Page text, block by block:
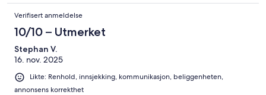
Verifisert anmeldelse
10/10 – Utmerket
Stephan V.
16. nov. 2025
Likte: Renhold, innsjekking, kommunikasjon, beliggenheten,
annonsens korrekthet